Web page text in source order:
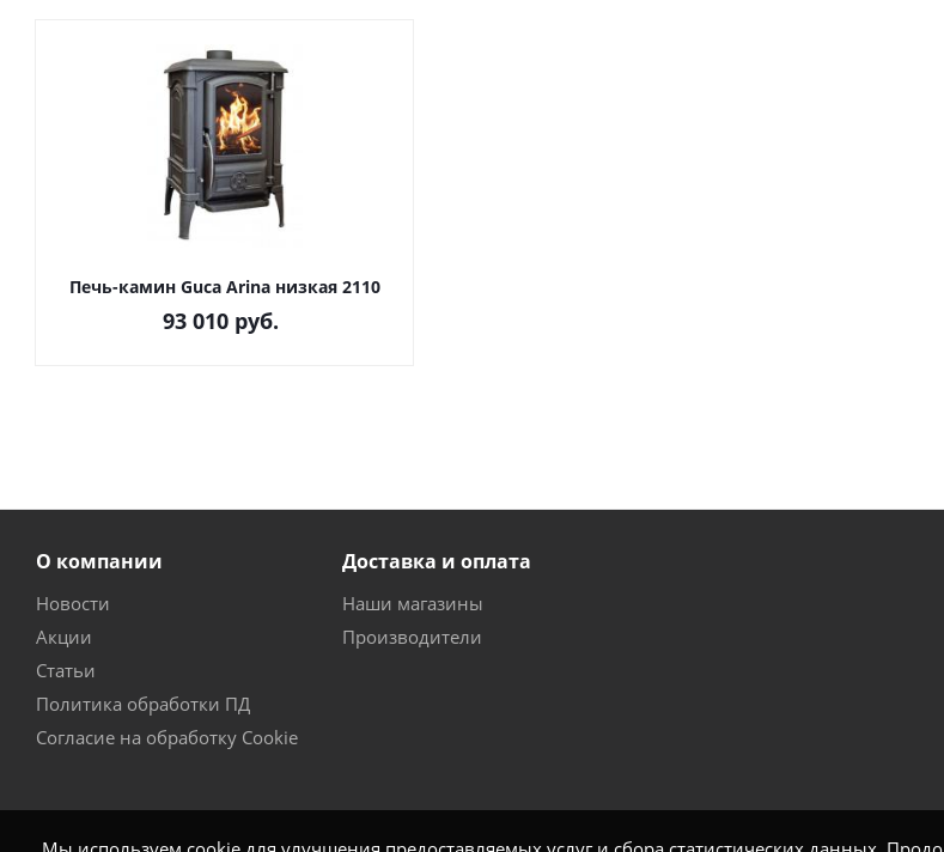
Печь-камин Guca Arina низкая 2110
93 010 руб.
О компании
Новости
Акции
Статьи
Политика обработки ПД
Согласие на обработку Cookie
Доставка и оплата
Наши магазины
Производители